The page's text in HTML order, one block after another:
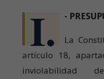
I. -
La
artículo 18,
inviolabilidad